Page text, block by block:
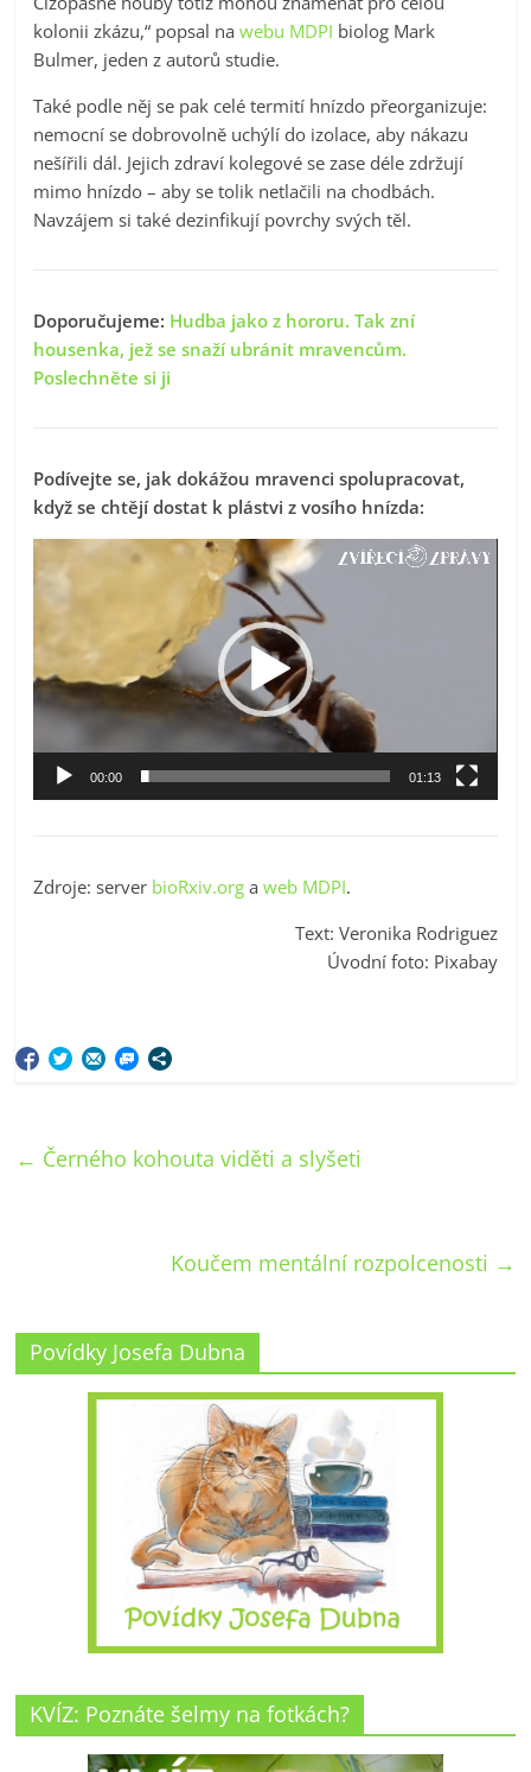
kolonii zkázu,“ popsal nawebu MDPI biolog Mark
Bulmer, jeden z autorů studie.
Také podle něj se pak celé termití hnízdo přeorganizuje:
nemocní se dobrovolně uchýlí do izolace, aby nákazu
nešířili dál. Jejich zdraví kolegové se zase déle zdržují
mimo hnízdo – aby se tolik netlačili na chodbách.
Navzájem si také dezinfikují povrchy svých těl.
Doporučujeme: Hudba jako z hororu. Tak zní
housenka, jež se snaží ubránit mravencům.
Poslechněte si ji
Podívejte se, jak dokážou mravenci spolupracovat,
když se chtějí dostat k plástvi z vosího hnízda:
Video
přehrávač
00:00 01:13
Zdroje: server bioRxiv.org aweb MDPI.
Text: Veronika Rodriguez
Úvodní foto: Pixabay
← Černého kohouta viděti a slyšeti
Koučem mentální rozpolcenosti →
Povídky Josefa Dubna
KVÍZ: Poznáte šelmy na fotkách?